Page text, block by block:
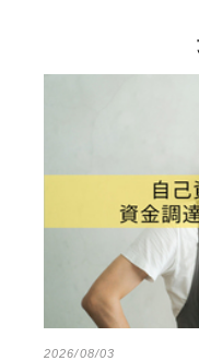
2026/08/03